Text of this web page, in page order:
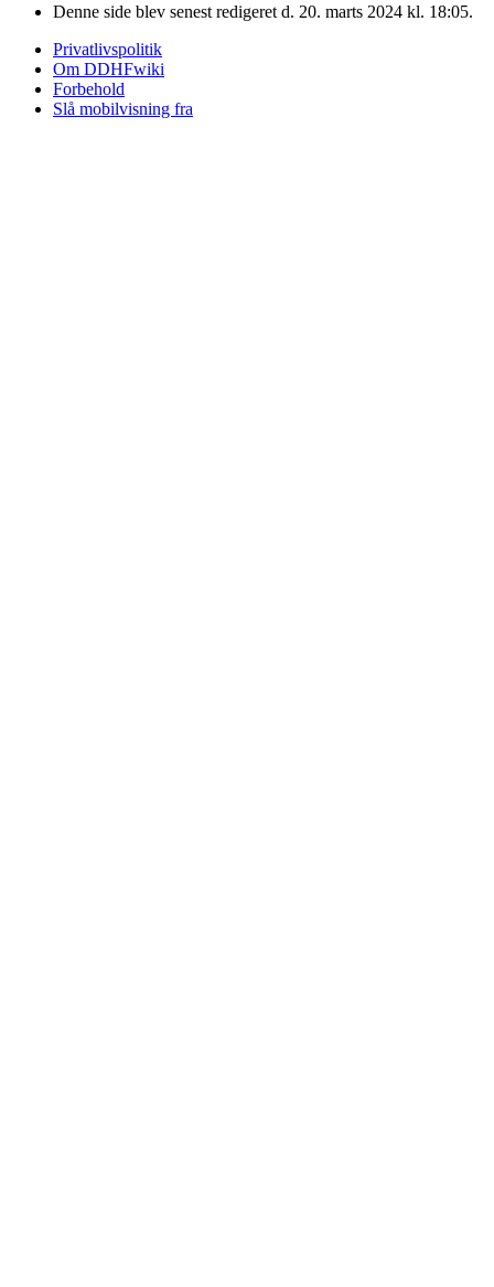
Denne side blev senest redigeret d. 20. marts 2024 kl. 18:05.
Privatlivspolitik
Om DDHFwiki
Forbehold
Slå mobilvisning fra